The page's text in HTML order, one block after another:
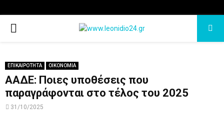
PRIMARY
ΕΠΙΚΑΙΡΟΤΗΤΑ ΟΙΚΟΝΟΜΙΑ
ΑΑΔΕ: Ποιες υποθέσεις που
παραγράφονται στο τέλος του 2025
31/10/2025